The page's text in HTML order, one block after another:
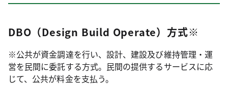
DBO（Design Build Operate）方式※
※公共が資金調達を行い、設計、建設及び維持管理・運
営を民間に委託する方式。民間の提供するサービスに応
じて、公共が料金を支払う。